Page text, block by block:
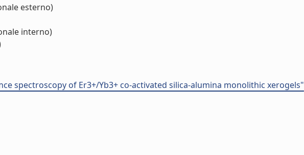
esterno)
interno)
spectroscopy of Er3+/Yb3+ co-activated silica-alumina monolithic xerogels"